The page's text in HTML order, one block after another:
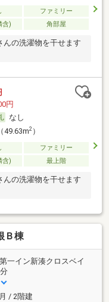
ファミリー
含) 角部屋
んの洗濯物を干せます
円
なし
49.63m2）
ファミリー
含) 最上階
んの洗濯物を干せます
Ｂ棟
一イン新湊クロスベイ
/ 2階建